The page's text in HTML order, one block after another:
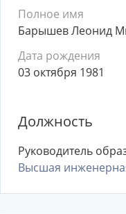
Полное имя
Барышев Леонид
Дата рождения
03 октября 1981
Должность
Руководитель
Высшая